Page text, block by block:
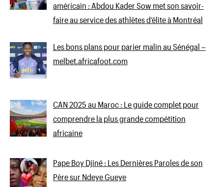
américain : Abdou Kader Sow met son savoir-
faire au service des athlètes d’élite à Montréal
Les bons plans pour parier malin au Sénégal –
melbet.africafoot.com
CAN 2025 au Maroc : Le guide complet pour
comprendre la plus grande compétition
africaine
Pape Boy Djiné : Les Dernières Paroles de son
Père sur Ndeye Gueye